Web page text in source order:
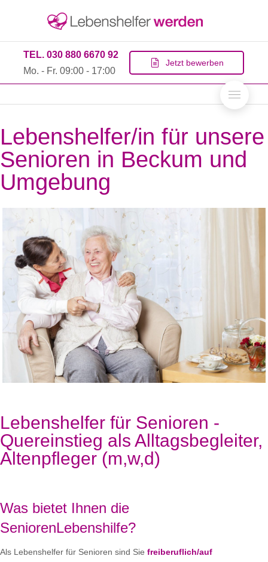
TEL. 030 880 6670 92
Mo. - Fr. 09:00 - 17:00
Jetzt bewerben
Lebenshelfer/in für unsere
Senioren in Beckum und
Umgebung
Lebenshelfer für Senioren -
Quereinstieg als Alltagsbegleiter,
Altenpfleger (m,w,d)
Was bietet Ihnen die
SeniorenLebenshilfe?
Als Lebenshelfer für Senioren sind Sie freiberuflich/auf